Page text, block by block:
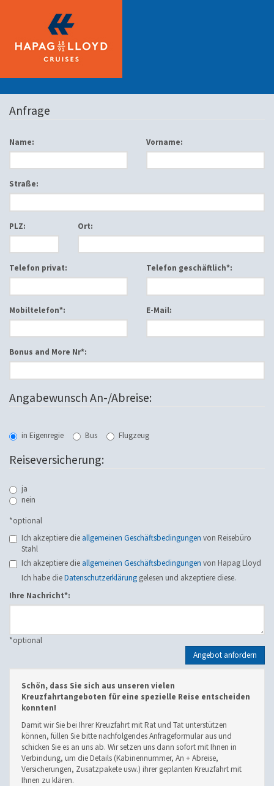
Anfrage
Name: Vorname:
Straße:
PLZ: Ort:
Telefon privat: Telefon geschäftlich*:
Mobiltelefon*: E-Mail:
Bonus and More Nr*:
Angabewunsch An-/Abreise:
in Eigenregie Bus Flugzeug
Reiseversicherung:
ja
nein
*optional
Ich akzeptiere die allgemeinen Geschäftsbedingungen von Reisebüro
Stahl
Ich akzeptiere die allgemeinen Geschäftsbedingungen von Hapag Lloyd
Ich habe dieDatenschutzerklärung gelesen und akzeptiere diese.
Ihre Nachricht*:
*optional
Angebot anfordern
Schön, dass Sie sich aus unseren vielen
Kreuzfahrtangeboten für eine spezielle Reise entscheiden
konnten!
Damit wir Sie bei Ihrer Kreuzfahrt mit Rat und Tat unterstützen
können, füllen Sie bitte nachfolgendes Anfrageformular aus und
schicken Sie es an uns ab. Wir setzen uns dann sofort mit Ihnen in
Verbindung, um die Details (Kabinennummer, An + Abreise,
Versicherungen, Zusatzpakete usw.) ihrer geplanten Kreuzfahrt mit
Ihnen zu klären.